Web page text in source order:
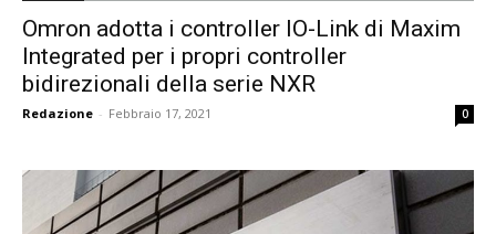
Omron adotta i controller IO-Link di Maxim
Integrated per i propri controller
bidirezionali della serie NXR
Redazione - Febbraio 17, 2021 0